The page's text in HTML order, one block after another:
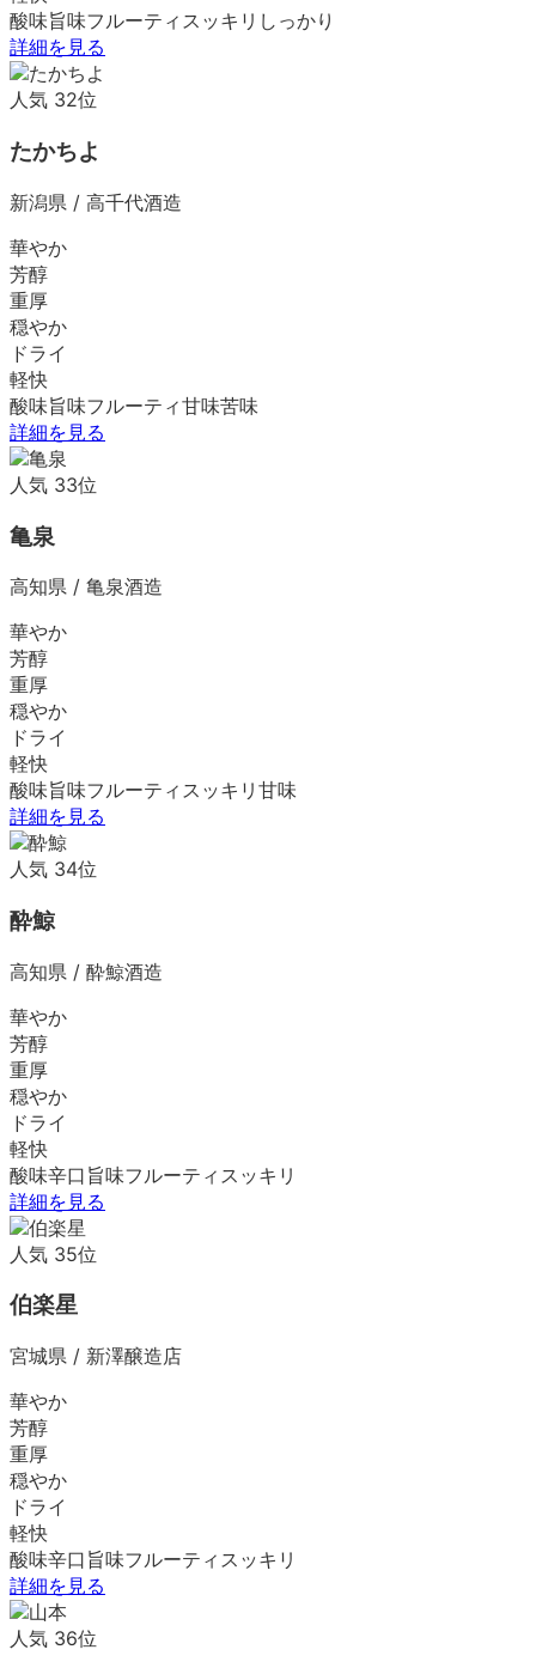
酸味旨味フルーティ スッキリ しっかり
詳細を見る
人気 32位
たかちよ
新潟県 / 高千代酒造
華やか
芳醇
重厚
穏やか
ドライ
軽快
酸味旨味フルーティ甘味苦味
詳細を見る
人気 33位
亀泉
高知県 / 亀泉酒造
華やか
芳醇
重厚
穏やか
ドライ
軽快
酸味旨味フルーティ スッキリ 甘味
詳細を見る
人気 34位
酔鯨
高知県 / 酔鯨酒造
華やか
芳醇
重厚
穏やか
ドライ
軽快
酸味辛口 旨味フルーティ スッキリ
詳細を見る
人気 35位
伯楽星
宮城県 / 新澤醸造店
華やか
芳醇
重厚
穏やか
ドライ
軽快
酸味辛口 旨味フルーティ スッキリ
詳細を見る
人気 36位